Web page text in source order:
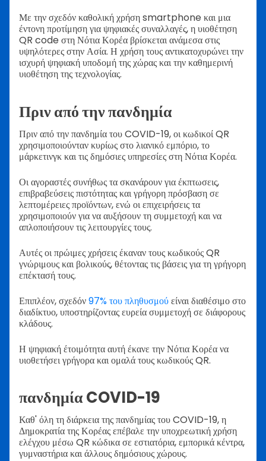
Με την σχεδόν καθολική χρήση smartphone και μια
έντονη προτίμηση για ψηφιακές συναλλαγές, η υιοθέτηση
QR code στη Νότια Κορέα βρίσκεται ανάμεσα στις
υψηλότερες στην Ασία. Η χρήση τους αντικατοχυρώνει την
ισχυρή ψηφιακή υποδομή της χώρας και την καθημερινή
υιοθέτηση της τεχνολογίας.
Πριν από την πανδημία
Πριν από την πανδημία του COVID-19, οι κωδικοί QR
χρησιμοποιούνταν κυρίως στο λιανικό εμπόριο, το
μάρκετινγκ και τις δημόσιες υπηρεσίες στη Νότια Κορέα.
Οι αγοραστές συνήθως τα σκανάρουν για έκπτωσεις,
επιβραβεύσεις πιστότητας και γρήγορη πρόσβαση σε
λεπτομέρειες προϊόντων, ενώ οι επιχειρήσεις τα
χρησιμοποιούν για να αυξήσουν τη συμμετοχή και να
απλοποιήσουν τις λειτουργίες τους.
Αυτές οι πρώιμες χρήσεις έκαναν τους κωδικούς QR
γνώριμους και βολικούς, θέτοντας τις βάσεις για τη γρήγορη
επέκτασή τους.
Επιπλέον, σχεδόν97% του πληθυσμούείναι διαθέσιμο στο
διαδίκτυο, υποστηρίζοντας ευρεία συμμετοχή σε διάφορους
κλάδους.
Η ψηφιακή έτοιμότητα αυτή έκανε την Νότια Κορέα να
υιοθετήσει γρήγορα και ομαλά τους κωδικούς QR.
πανδημία COVID-19
Καθ' όλη τη διάρκεια της πανδημίας του COVID-19, η
Δημοκρατία της Κορέας επέβαλε την υποχρεωτική χρήση
ελέγχου μέσω QR κώδικα σε εστιατόρια, εμπορικά κέντρα,
γυμναστήρια και άλλους δημόσιους χώρους.